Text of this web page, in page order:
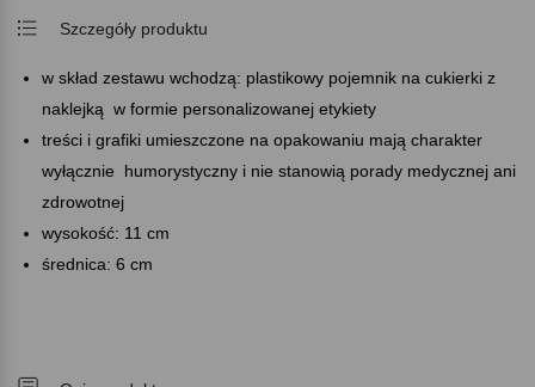
Szczegóły produktu
w skład zestawu wchodzą: plastikowy pojemnik na cukierki z
naklejką w formie personalizowanej etykiety
treści i grafiki umieszczone na opakowaniu mają charakter
wyłącznie humorystyczny i nie stanowią porady medycznej ani
zdrowotnej
wysokość: 11 cm
średnica: 6 cm